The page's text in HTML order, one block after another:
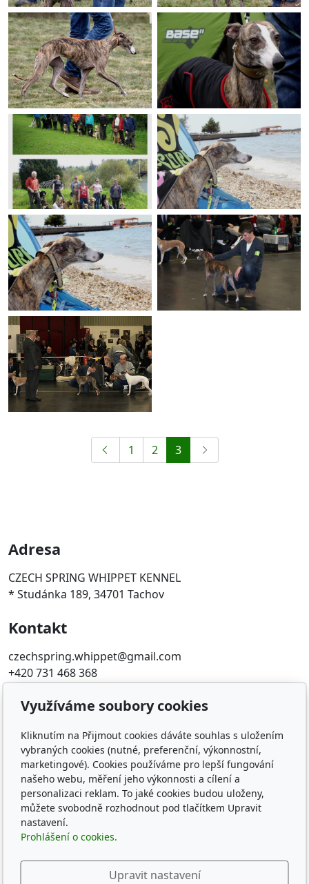
1 2 3
Adresa
CZECH SPRING WHIPPET KENNEL
* Studánka 189, 34701 Tachov
Kontakt
czechspring.whippet@gmail.com
+420 731 468 368
Oblíbené odkazy
ČMKU
Whippet Fun Club
KCHCHADP
Klub chovatelov chrtov
The whippets archives
Sledujte nás
Využíváme soubory cookies
Kliknutím na Přijmout cookies dáváte souhlas s uložením
vybraných cookies (nutné, preferenční, výkonnostní,
marketingové). Cookies používáme pro lepší fungování
našeho webu, měření jeho výkonnosti a cílení a
personalizaci reklam. To jaké cookies budou uloženy,
můžete svobodně rozhodnout pod tlačítkem Upravit
nastavení.
Prohlášení o cookies.
Upravit nastavení